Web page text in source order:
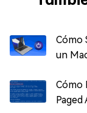
Cómo
un
Cómo
Paged